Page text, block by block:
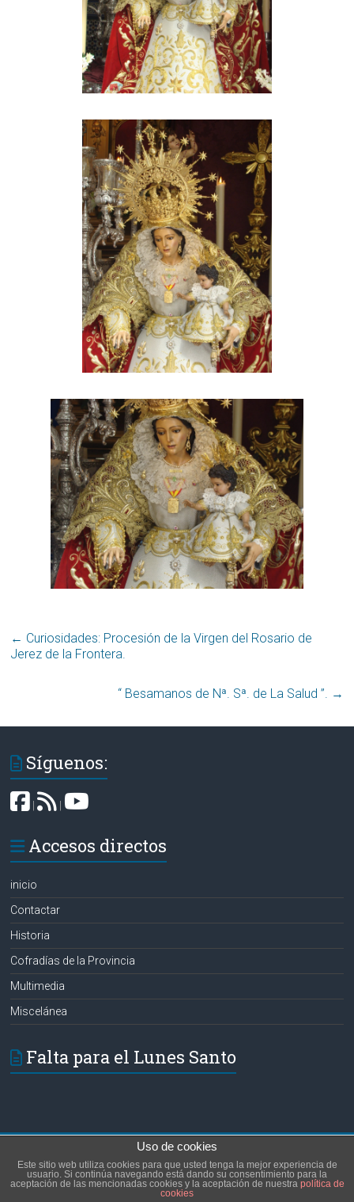
← Curiosidades: Procesión de la Virgen del Rosario de
Jerez de la Frontera.
“ Besamanos de Nª. Sª. de La Salud ”. →
Síguenos:
|
Accesos directos
inicio
Contactar
Historia
Cofradías de la Provincia
Multimedia
Miscelánea
Falta para el Lunes Santo
Hermanos de las Aguas. Todos los derechos reservados.
Tema:Acceleratepor ThemeGrill. Funciona conWordPress.
inicio
Contactar Historia Cofradías de la Provincia
Multimedia
Uso de cookies
Este sitio web utiliza cookies para que usted tenga la mejor experiencia de
usuario. Si continúa navegando está dando su consentimiento para la
aceptación de las mencionadas cookies y la aceptación de nuestra política de
cookies